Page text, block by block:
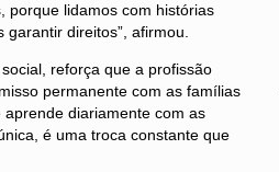
porque lidamos com histórias
direitos”, afirmou.
reforça que a profissão
permanente com as famílias
aprende diariamente com as
é uma troca constante que